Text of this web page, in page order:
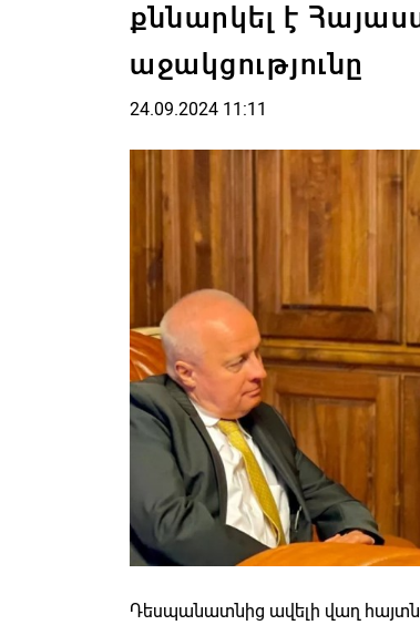
քննարկել է
աջակցությունը
24.09.2024 11:11
Դեսպանատնից ավելի վաղ